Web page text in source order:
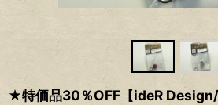
★特価品30％OFF【ideR Design/